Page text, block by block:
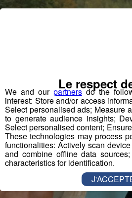
We and our partnersdo the
interest: Store and/or access
Select personalised ads; Measure
to generate audience insights;
Select personalised content;
These technologies may process
functionalities: Actively scan
and combine offline data
characteristics for identification.
Le respect